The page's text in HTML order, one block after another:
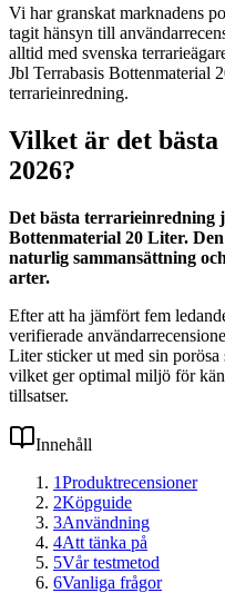
Vi har granskat marknadens
tagit hänsyn till
alltid med svenska
Jbl Terrabasis Bottenmaterial
terrarieinredning.
Vilket är det
2026?
Det bästa terrarieinredning
Bottenmaterial 20 Liter.
naturlig sammansättning
arter.
Efter att ha jämfört fem
verifierade
Liter sticker ut med sin
vilket ger optimal miljö för
tillsatser.
Innehåll
1Produktrecensioner
2Köpguide
3Användning
4Att tänka på
5Vår testmetod
6Vanliga frågor